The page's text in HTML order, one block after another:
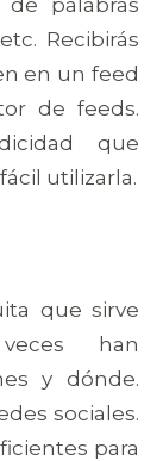
Recibirás
en un feed
de feeds.
que
utilizarla.
que sirve
han
y dónde.
sociales.
para